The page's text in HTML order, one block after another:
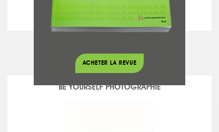
voir la fiche
BE YOURSELF PHOTOGRAPHIE
ACHETER LA REVUE